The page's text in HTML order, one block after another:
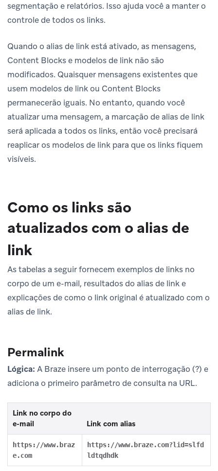
segmentação e relatórios. Isso ajuda você a manter o
controle de todos os links.
Quando o alias de link está ativado, as mensagens,
Content Blocks e modelos de link não são
modificados. Quaisquer mensagens existentes que
usem modelos de link ou Content Blocks
permanecerão iguais. No entanto, quando você
atualizar uma mensagem, a marcação de alias de link
será aplicada a todos os links, então você precisará
reaplicar os modelos de link para que os links fiquem
visíveis.
Como os links são
atualizados com o alias de
link
As tabelas a seguir fornecem exemplos de links no
corpo de um e-mail, resultados do alias de link e
explicações de como o link original é atualizado com o
alias de link.
Permalink
Lógica: A Braze insere um ponto de interrogação (?) e
adiciona o primeiro parâmetro de consulta na URL.
Link no corpo do
e-mail
Link com alias
https://www.braz
e.com
https://www.braze.com?lid=slfd
ldtqdhdk